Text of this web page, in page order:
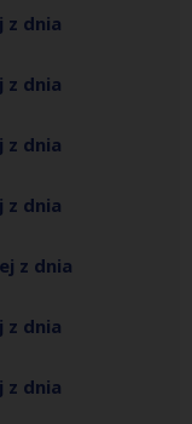
dnia
dnia
dnia
dnia
z dnia
dnia
dnia